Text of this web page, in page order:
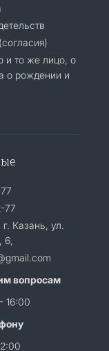
и то же лицо, о
о рождении и
77
Казань, ул.
6,
вопросам
16:00